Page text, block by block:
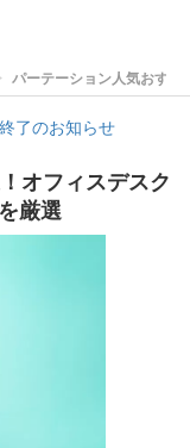
パーテーション人気おすす
了のお知らせ
オフィスデスク
厳選